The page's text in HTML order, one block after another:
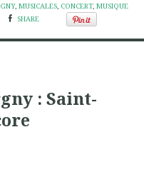
,MUSICALES, CONCERT,MUSIQUE
SHARE
: Saint-